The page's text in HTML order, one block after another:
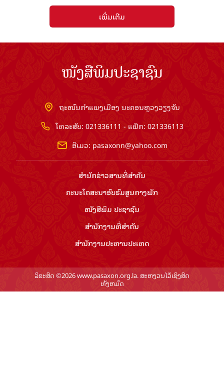
ເພີ່ມເຕີມ
ໜັງສືພິມປະຊາຊົນ
ຖະໜົນກຳແພງເມືອງ ນະຄອນຫຼວງວຽງຈັນ
ໂທລະສັບ: 021336111 - ແຟັກ: 021336113
ອີເມວ: pasaxonn@yahoo.com
ສຳ​ນັກ​ຂ່າວ​ສານ​ທີ່​ສຳ​ຄັນ​
ຄະນະໂຄສະນາອົບຮົມ​ສູນ​ກາງ​ພັກ
ໜັງສືພິມ ປະ​ຊາ​ຊົນ
ສຳ​ນັກ​ງານ​ທີ່​ສຳ​ຄັນ
ສຳ​ນັກ​ງານ​ປະ​ທານ​ປະ​ເທດ
ລິຂະສິດ ©2026 www.pasaxon.org.la. ສະຫງວນໄວ້ເຊິງສິດ
ທັງຫມົດ